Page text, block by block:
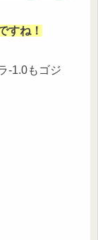
すね！
-1.0もゴジ